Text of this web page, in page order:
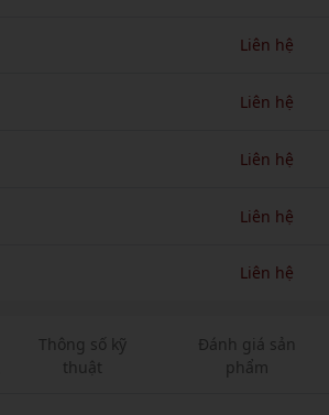
Liên hệ
Liên hệ
Liên hệ
Liên hệ
Liên hệ
Thông số kỹ
thuật
Đánh giá sản
phẩm